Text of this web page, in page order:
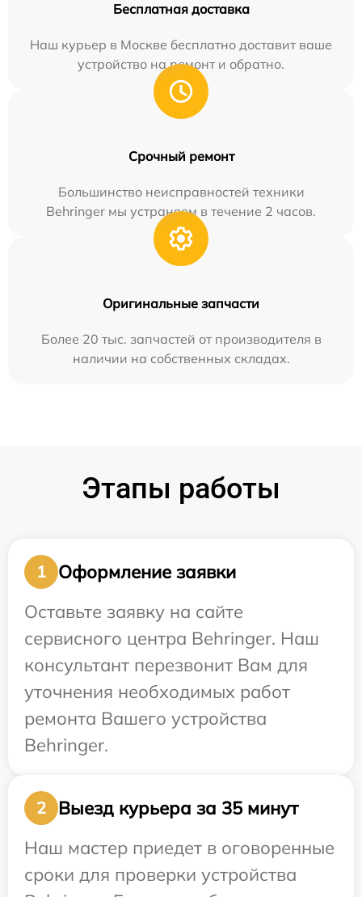
Бесплатная доставка
Наш курьер в Москве бесплатно доставит ваше
устройство на ремонт и обратно.
Срочный ремонт
Большинство неисправностей техники
Behringer мы устраняем в течение 2 часов.
Оригинальные запчасти
Более 20 тыс. запчастей от производителя в
наличии на собственных складах.
Этапы работы
1
Оформление заявки
Оставьте заявку на сайте
сервисного центра Behringer. Наш
консультант перезвонит Вам для
уточнения необходимых работ
ремонта Вашего устройства
Behringer.
2
Выезд курьера за 35 минут
Наш мастер приедет в оговоренные
сроки для проверки устройства